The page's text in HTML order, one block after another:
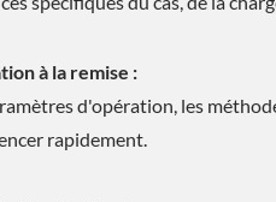
à la remise :
d'opération, les
rapidement.